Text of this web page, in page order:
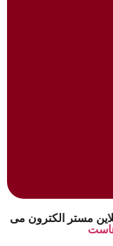
مستر الکترون می